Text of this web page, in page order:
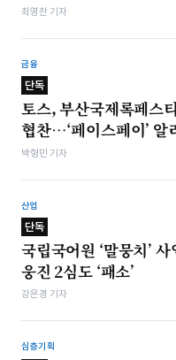
최영찬 기자
금융
단독
토스, 부산국제록페스
협찬…‘페이스페이’ 알
박형민 기자
산업
단독
국립국어원 ‘말뭉치’
웅진 2심도 ‘패소’
강은경 기자
심층기획